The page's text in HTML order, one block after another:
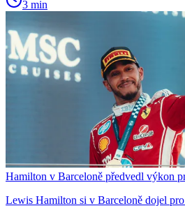
3 min
Hamilton v Barceloně předvedl výkon
Lewis Hamilton si v Barceloně dojel